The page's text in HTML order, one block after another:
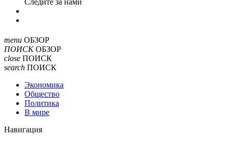
Cледите за нами
menu ОБЗОР
ПОИСК ОБЗОР
close ПОИСК
search ПОИСК
Экономика
Общество
Политика
В мире
Навигация